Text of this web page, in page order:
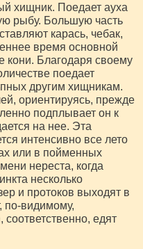
хищник. Поедает ауха
рыбу. Большую часть
карась, чебак,
время основной
кони. Благодаря своему
поедает
другим хищникам.
ориентируясь, прежде
подплывает он к
на нее. Эта
интенсивно все лето
или в пойменных
нереста, когда
несколько
и протоков выходят в
по-видимому,
едят